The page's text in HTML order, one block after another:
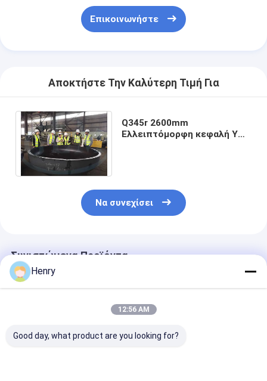
Επικοινωνήστε
Αποκτήστε Την Καλύτερη Τιμή Για
Q345r 2600mm
Ελλειπτόμορφη κεφαλή Υπό
Να συνεχίσει
Συνιστώμενα Προϊόντα
Henry
12:56 AM
Good day, what product are you looking for?